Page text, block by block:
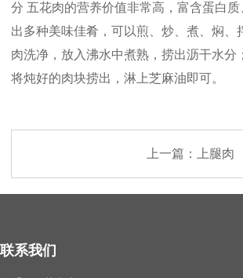
分 五花肉的营养价值非常高，富含蛋白
出多种美味佳肴，可以煎、炒、煮、焖
肉洗净，放入沸水中煮熟，捞出沥干水
将炖好的肉块捞出，淋上芝麻油即可。
上一篇： 上腿肉
联系我们